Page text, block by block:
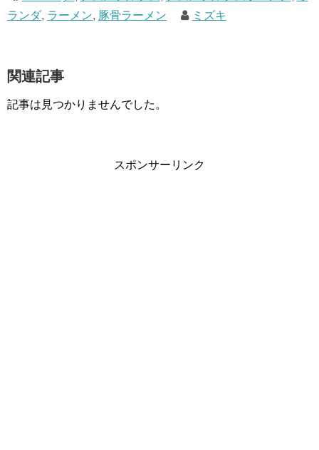
ランダ, ラーメン, 豚骨ラーメン ミズキ
関連記事
記事は見つかりませんでした。
スポンサーリンク